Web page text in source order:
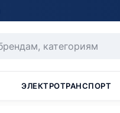
ЭЛЕКТРОТРАНСПОРТ